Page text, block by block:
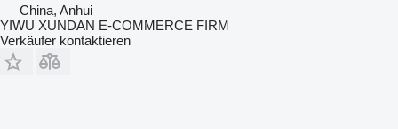
China, Anhui
YIWU XUNDAN E-COMMERCE FIRM
Verkäufer kontaktieren